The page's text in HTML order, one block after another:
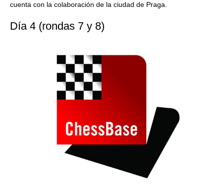
cuenta con la colaboración de la ciudad de Praga.
Día 4 (rondas 7 y 8)